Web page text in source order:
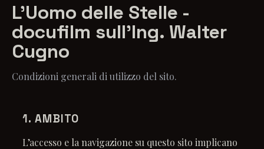
L'Uomo delle Stelle -
docufilm sull'Ing. Walter
Cugno
Condizioni generali di utilizzo del sito.
1. AMBITO
L’accesso e la navigazione su questo sito implicano